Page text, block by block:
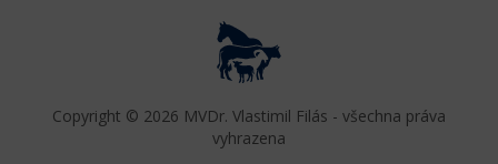
Copyright © 2026 MVDr. Vlastimil Filás - všechna práva
vyhrazena